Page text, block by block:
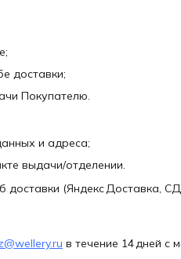
доставки;
Покупателю.
и адреса;
выдачи/отделении.
(Яндекс Доставка,
в течение 14 дней с